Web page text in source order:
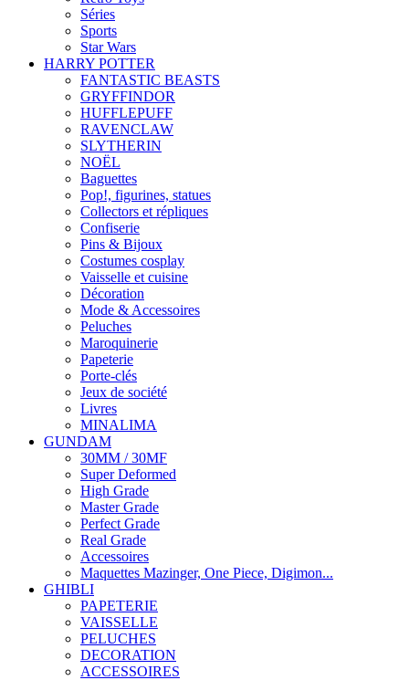
Séries
Sports
Star Wars
HARRY POTTER
FANTASTIC BEASTS
GRYFFINDOR
HUFFLEPUFF
RAVENCLAW
SLYTHERIN
NOËL
Baguettes
Pop!, figurines, statues
Collectors et répliques
Confiserie
Pins & Bijoux
Costumes cosplay
Vaisselle et cuisine
Décoration
Mode & Accessoires
Peluches
Maroquinerie
Papeterie
Porte-clés
Jeux de société
Livres
MINALIMA
GUNDAM
30MM / 30MF
Super Deformed
High Grade
Master Grade
Perfect Grade
Real Grade
Accessoires
Maquettes Mazinger, One Piece, Digimon...
GHIBLI
PAPETERIE
VAISSELLE
PELUCHES
DECORATION
ACCESSOIRES